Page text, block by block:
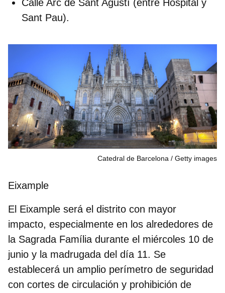
Calle Arc de Sant Agustí (entre Hospital y
Sant Pau).
Catedral de Barcelona Getty images
Eixample
El Eixample será el distrito con mayor
impacto, especialmente en los alrededores de
la Sagrada Família durante el miércoles 10 de
junio y la madrugada del día 11. Se
establecerá un amplio perímetro de seguridad
con cortes de circulación y prohibición de